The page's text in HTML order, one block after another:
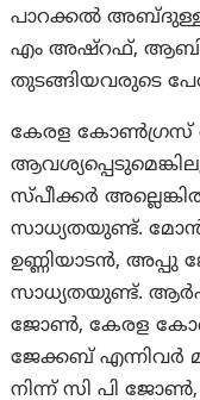
പാറക്കൽ
എം അഷ്‌റഫ്,
തുടങ്ങിയവരുടെ
കേരള കോൺഗ്രസ്
സ്പീക്കർ
സാധ്യതയുണ്ട്.
ഉണ്ണിയാടൻ,
സാധ്യതയുണ്ട്.
ജോൺ, കേരള
ജേക്കബ് എന്നിവർ
നിന്ന് സി പി